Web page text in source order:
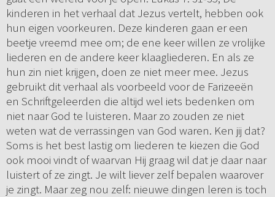
kinderen in het verhaal dat Jezus vertelt, hebben ook
hun eigen voorkeuren. Deze kinderen gaan er een
beetje vreemd mee om; de ene keer willen ze vrolijke
liederen en de andere keer klaagliederen. En als ze
hun zin niet krijgen, doen ze niet meer mee. Jezus
gebruikt dit verhaal als voorbeeld voor de Farizeeën
en Schriftgeleerden die altijd wel iets bedenken om
niet naar God te luisteren. Maar zo zouden ze niet
weten wat de verrassingen van God waren. Ken jij dat?
Soms is het best lastig om liederen te kiezen die God
ook mooi vindt of waarvan Hij graag wil dat je daar naar
luistert of ze zingt. Je wilt liever zelf bepalen waarover
je zingt. Maar zeg nou zelf: nieuwe dingen leren is toch